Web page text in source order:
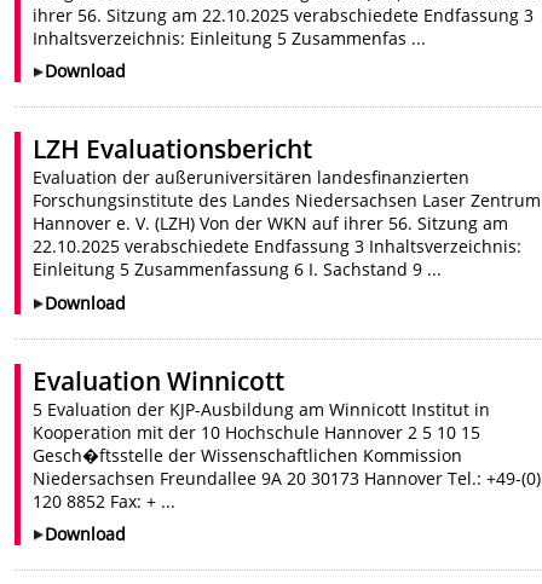
ihrer 56. Sitzung am 22.10.2025 verabschiedete Endfassung 3
Inhaltsverzeichnis: Einleitung 5 Zusammenfas ...
Download
LZH Evaluationsbericht
Evaluation der außeruniversitären landesfinanzierten
Forschungsinstitute des Landes Niedersachsen Laser Zentrum
Hannover e. V. (LZH) Von der WKN auf ihrer 56. Sitzung am
22.10.2025 verabschiedete Endfassung 3 Inhaltsverzeichnis:
Einleitung 5 Zusammenfassung 6 I. Sachstand 9 ...
Download
Evaluation Winnicott
5 Evaluation der KJP-Ausbildung am Winnicott Institut in
Kooperation mit der 10 Hochschule Hannover 2 5 10 15
Gesch�ftsstelle der Wissenschaftlichen Kommission
Niedersachsen Freundallee 9A 20 30173 Hannover Tel.: +49-
120 8852 Fax: + ...
Download